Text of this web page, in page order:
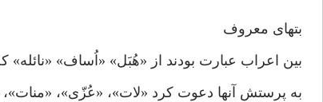
بتهای معروف
بین اعراب عبارت بودند از «هُبَل» «اُساف» «نائله»
به پرستش آنها دعوت کرد «لات»، «عُزّی»،